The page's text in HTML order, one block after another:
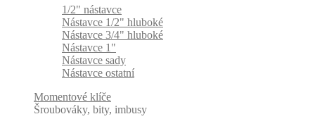
1/2" nástavce
Nástavce 1/2" hluboké
Nástavce 3/4" hluboké
Nástavce 1"
Nástavce sady
Nástavce ostatní
Momentové klíče
Šroubováky, bity, imbusy